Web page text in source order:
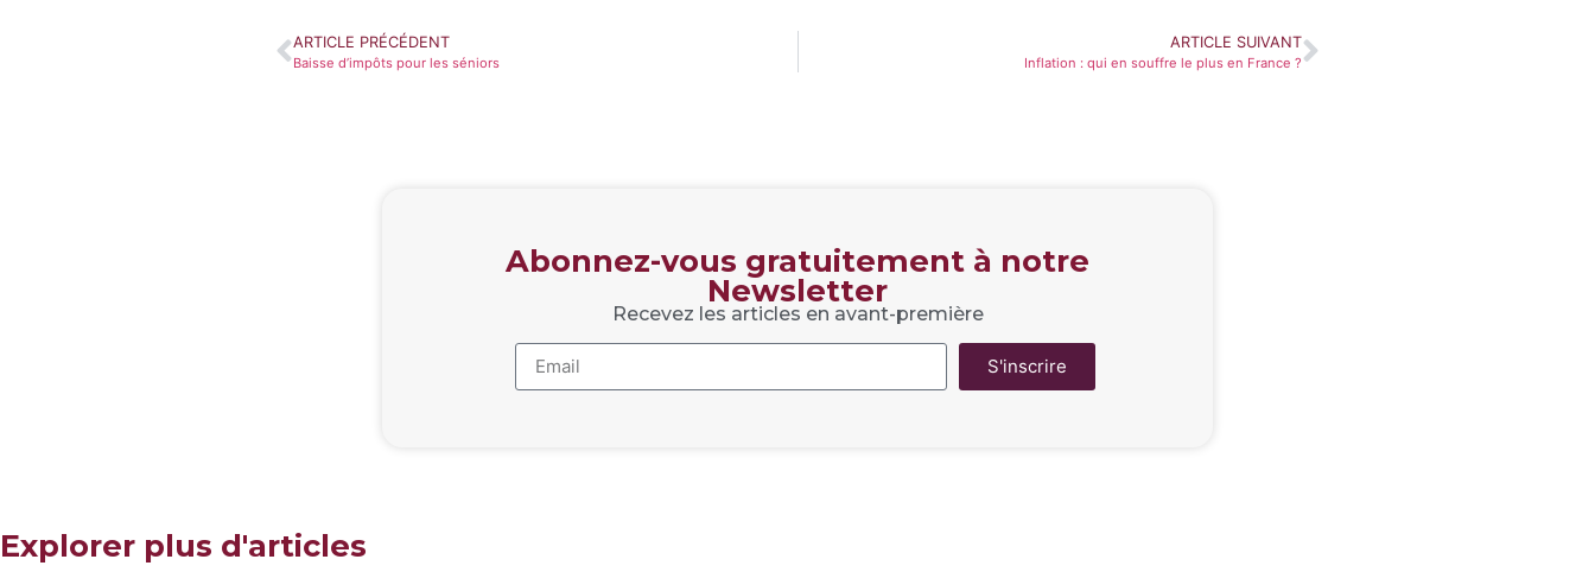
ARTICLE PRÉCÉDENT
Baisse d’impôts pour les séniors
ARTICLE SUIVANT
Inflation : qui en souffre le plus en France ?
Abonnez-vous gratuitement à notre
Newsletter
Recevez les articles en avant-première
S'inscrire
Explorer plus d'articles